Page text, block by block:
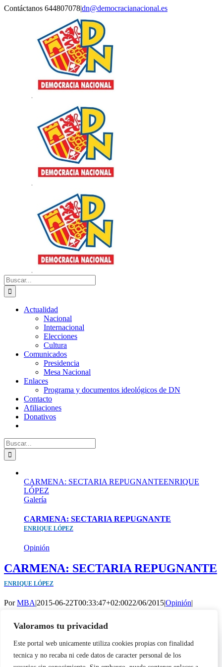
Valoramos tu privacidad
Este portal web unicamente utiliza cookies propias con finalidad
tecnica y no recaba ni cede datos de caracter personal de los
Saltar
Contáctanos 644807078|dn@democracianacional.es
Buscar:
Actualidad
Nacional
Internacional
Elecciones
Cultura
Comunicados
Presidencia
Mesa Nacional
Enlaces
Programa y documentos ideológicos de DN
Contacto
Afiliaciones
Donativos
Buscar:
CARMENA: SECTARIA REPUGNANTEENRIQUE
LÓPEZ
Galería
CARMENA: SECTARIA REPUGNANTE
ENRIQUE LÓPEZ
Opinión
CARMENA: SECTARIA REPUGNANTE
ENRIQUE LÓPEZ
PorMBA|2015-06-22T00:33:47+02:0022/06/2015|Opinión|
aplicación, parcial y sectaria de la Justicia durante largos años, con
Más información
funcionamiento de la web, medir su uso y mejorar nuestros
servicios. Puede aceptar todas las cookies, rechazar las no